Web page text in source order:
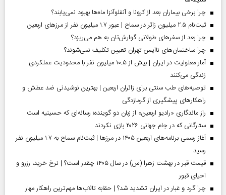
چرا برخی بیماران بعد از کرونا و آنفلوآنزا ماه‌ها بهبود نمی‌یابند؟
ثبت‌نام ۲.۵ میلیون زائر در سماح | عبور ۱.۷ میلیون نفر از مرز‌های اربعین
چرا بعد از سفرهای طولانی گوارش‌تان به هم می‌ریزد؟
چرا ساختمان‌های ناایمن تهران تعیین تکلیف نمی‌شوند؟
آمار معلولیت در ایران | بیش از ۱۰.۵ میلیون نفر با محدودیت عملکردی
زندگی می‌کنند
توصیه‌های طب سنتی برای زائران اربعین | بهترین نوشیدنی ضد عطش و
راهکارهای پیشگیری از گرمازدگی
راز ماندگاری «رادیو اربعین» از زبان دو گوینده؛ رسانه‌ای که حسینیه است
ستارگانی که در جام جهانی ۲۰۲۶ بازی نکردند
آغاز رسمی برنامه‌های اربعین ۱۴۰۵ در مرز‌ها | ثبت‌نام سماح به ۱.۷ میلیون نفر
رسید
قیمت قبر در بهشت زهرا (س) در سال ۱۴۰۵ چقدر است؟ | نرخ خرید، رزرو و
احیای قبور
چرا گرد و غبار در ایران تشدید شد؟ | حقابه تالاب‌ها مهم‌ترین راهکار مهار